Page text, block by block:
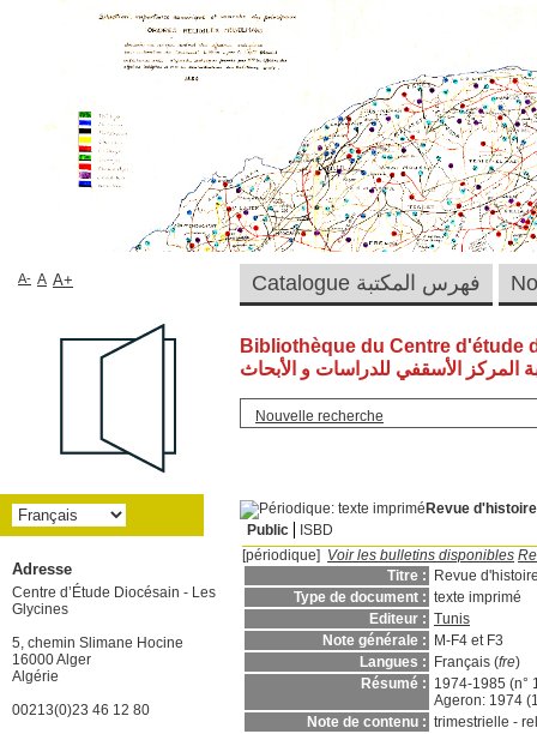
Bibliothèque du Centre d'étude
المركز الأسقفي للدراسات و الأبحاث
Nouvelle recherche
Revue
Public
ISBD
[périodique] Voir les bulletins disponibles
Titre :
Revue
Type de document : texte imprimé
Editeur : Tunis
Note générale :
M-F4 et F3
Langues :
Français (fre)
Résumé : 1974-1985 (n°
Ageron: 1974
Note de contenu : trimestrielle -
Catalogue فهرس المكتبة A- A A+
Adresse
Centre d’Étude Diocésain - Les
Glycines
5, chemin Slimane Hocine
16000 Alger
Algérie
00213(0)23 46 12 80